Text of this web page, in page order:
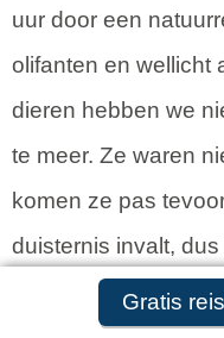
Gratis
uur door een
olifanten en wellicht
dieren hebben we
te meer. Ze waren
komen ze pas
duisternis invalt,
oog in oog stonden
Gratis